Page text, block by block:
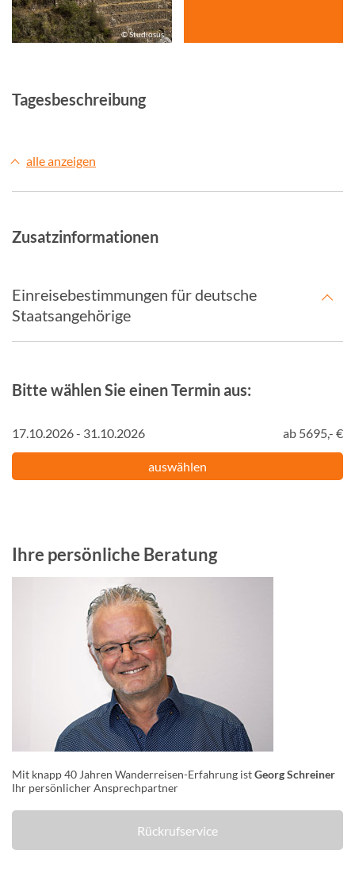
© Studiosus
Tagesbeschreibung
alle anzeigen
Zusatzinformationen
Einreisebestimmungen für deutsche
Staatsangehörige
Bitte wählen Sie einen Termin aus:
17.10.2026 - 31.10.2026 ab 5695,- €
auswählen
Ihre persönliche Beratung
Mit knapp 40 Jahren Wanderreisen-Erfahrung istGeorg Schreiner
Ihr persönlicher Ansprechpartner
Rückrufservice